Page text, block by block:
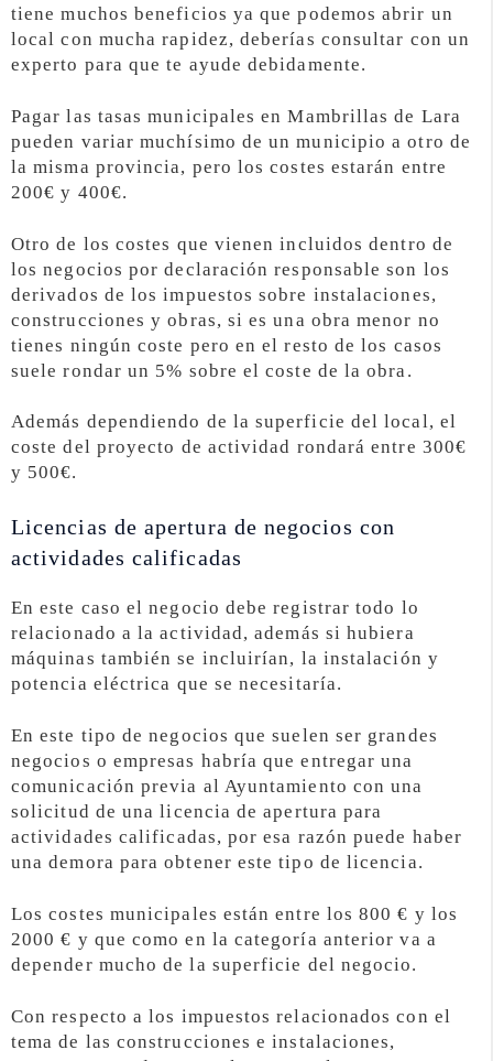
tiene muchos beneficios ya que podemos abrir un
local con mucha rapidez, deberías consultar con un
experto para que te ayude debidamente.
Pagar las tasas municipales en Mambrillas de Lara
pueden variar muchísimo de un municipio a otro de
la misma provincia, pero los costes estarán entre
200€ y 400€.
Otro de los costes que vienen incluidos dentro de
los negocios por declaración responsable son los
derivados de los impuestos sobre instalaciones,
construcciones y obras, si es una obra menor no
tienes ningún coste pero en el resto de los casos
suele rondar un 5% sobre el coste de la obra.
Además dependiendo de la superficie del local, el
coste del proyecto de actividad rondará entre 300€
y 500€.
Licencias de apertura de negocios con
actividades calificadas
En este caso el negocio debe registrar todo lo
relacionado a la actividad, además si hubiera
máquinas también se incluirían, la instalación y
potencia eléctrica que se necesitaría.
En este tipo de negocios que suelen ser grandes
negocios o empresas habría que entregar una
comunicación previa al Ayuntamiento con una
solicitud de una licencia de apertura para
actividades calificadas, por esa razón puede haber
una demora para obtener este tipo de licencia.
Los costes municipales están entre los 800 € y los
2000 € y que como en la categoría anterior va a
depender mucho de la superficie del negocio.
Con respecto a los impuestos relacionados con el
tema de las construcciones e instalaciones,